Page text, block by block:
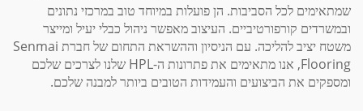
שמתאימים לכל הסביבות. הן פועלות במיוחד טוב במרכזי נתונים
ובמשרדים קורפורטיביים. העיצוב מאפשר ניהול כבלי יעיל ומייצר
משטח יציב להליכה. עם הניסיון וההשראת התחום של חברת Senmai
Flooring, אנו מתאימים את פתרונות ה-HPL שלנו לצרכים שלכם
ומספקים את הביצועים והעמידות הטובים ביותר למבנה שלכם.